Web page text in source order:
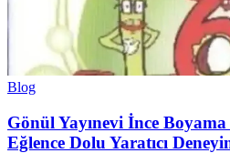
Blog
Gönül Yayınevi İnce
Eğlence Dolu Yaratıcı